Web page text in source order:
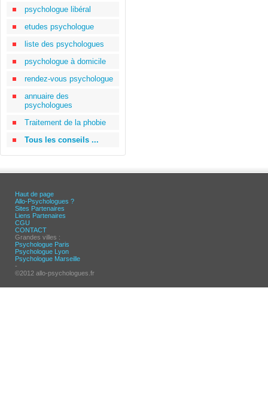
psychologue libéral
etudes psychologue
liste des psychologues
psychologue à domicile
rendez-vous psychologue
annuaire des
psychologues
Traitement de la phobie
Tous les conseils ...
Haut de page
Allo-Psychologues ?
Sites Partenaires
Liens Partenaires
CGU
CONTACT
Grandes villes :
Psychologue Paris
Psychologue Lyon
Psychologue Marseille
-
©2012 allo-psychologues.fr